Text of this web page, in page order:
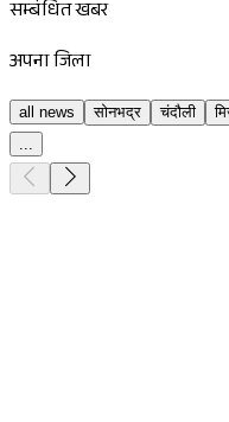
सम्बंधित खबर
अपना जिला
all news सोनभद्र चंदौली
...